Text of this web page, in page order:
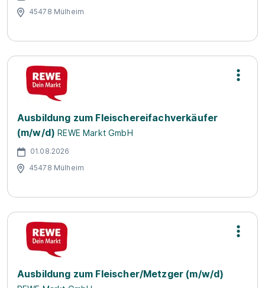
45478 Mülheim
Ausbildung zum Fleischereifachverkäufer
(m/w/d) REWE Markt GmbH
01.08.2026
45478 Mülheim
Ausbildung zum Fleischer/Metzger (m/w/d)